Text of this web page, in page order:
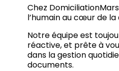
Chez
l’humain au cœur de la
Notre équipe est
réactive, et prête à
dans la gestion
documents.